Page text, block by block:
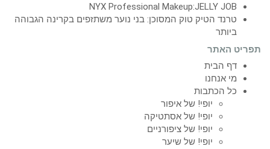
NYX Professional Makeup:JELLY JOB
טרנד הטיק טוק המסוכן: בני נוער משתזפים בקרינה הגבוהה
ביותר
תפריט האתר
דף הבית
מי אנחנו
כל הכתבות
יופי! של איפור
יופי! של אסתטיקה
יופי! של ציפורניים
יופי! של שיער